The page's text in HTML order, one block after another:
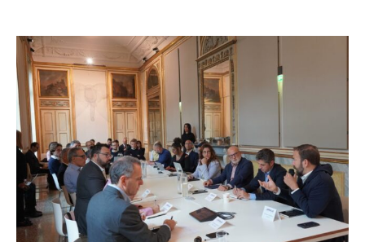
HOME
DIRETTA TELECITTÀ
DIRETTE RADIO
NOTIZIE
CRONACA
VENETO
HOME
DIRETTA TELECITTÀ
DIRETTE RADIO
NOTIZIE
CRONACA
VENETO
HOME
DIRETTA TELECITTÀ
DIRETTE RADIO
NOTIZIE
CRONACA
VENETO